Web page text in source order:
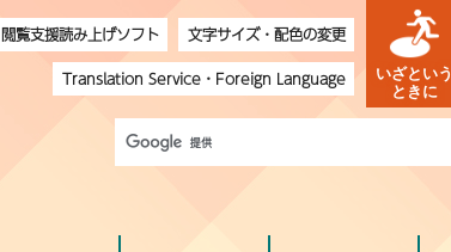
閲覧支援読み上げソフト
文字サイズ・配色の変更
Translation Service・ Foreign Language
いざという
ときに